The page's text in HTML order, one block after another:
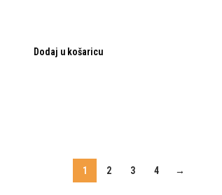
Dodaj u košaricu
1 2 3 4 →